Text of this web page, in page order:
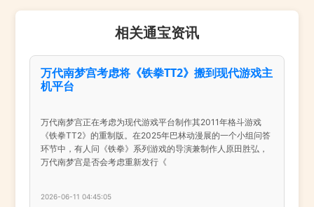
相关通宝资讯
万代南梦宫考虑将《铁拳TT2》搬到现代游戏主
机平台
万代南梦宫正在考虑为现代游戏平台制作其2011年格斗游戏
《铁拳TT2》的重制版。在2025年巴林动漫展的一个小组问答
环节中，有人问《铁拳》系列游戏的导演兼制作人原田胜弘，
万代南梦宫是否会考虑重新发行《
2026-06-11 04:45:05